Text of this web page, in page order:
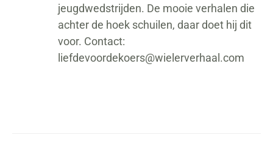
jeugdwedstrijden. De mooie verhalen die
achter de hoek schuilen, daar doet hij dit
voor. Contact:
liefdevoordekoers@wielerverhaal.com